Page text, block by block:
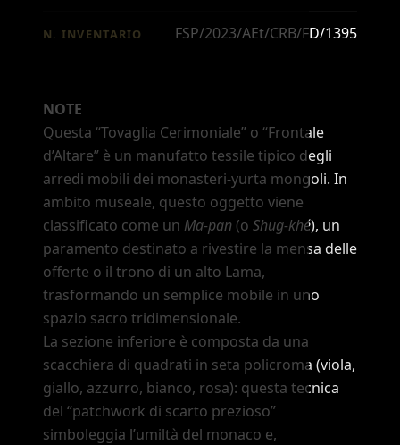
N. INVENTARIO FSP/2023/AEt/CRB/FD/1395
NOTE
Questa “Tovaglia Cerimoniale” o “Frontale
d’Altare” è un manufatto tessile tipico degli
arredi mobili dei monasteri-yurta mongoli. In
ambito museale, questo oggetto viene
classificato come un Ma-pan (o Shug-khé), un
paramento destinato a rivestire la mensa delle
offerte o il trono di un alto Lama,
trasformando un semplice mobile in uno
spazio sacro tridimensionale.
La sezione inferiore è composta da una
scacchiera di quadrati in seta policroma (viola,
giallo, azzurro, bianco, rosa): questa tecnica
del “patchwork di scarto prezioso”
simboleggia l’umiltà del monaco e,